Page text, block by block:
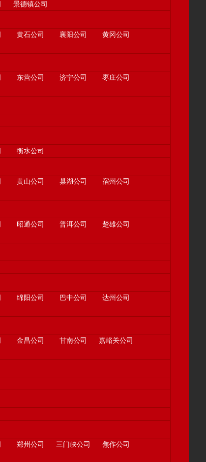
景德镇公司
黄石公司 襄阳公司
黄冈公司
东营公司 济宁公司
枣庄公司
衡水公司
黄山公司 巢湖公司
宿州公司
昭通公司 普洱公司
楚雄公司
绵阳公司 巴中公司
达州公司
金昌公司 甘南公司
嘉峪关公司
郑州公司 三门峡公司
焦作公司